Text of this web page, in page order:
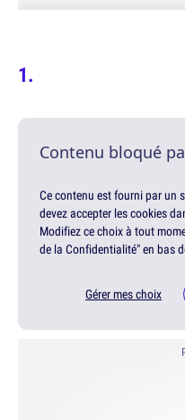
Contenu bloqué
Ce contenu est fourni par un
devez accepter les cookies
Modifiez ce choix à tout
de la Confidentialité" en bas
Gérer mes choix